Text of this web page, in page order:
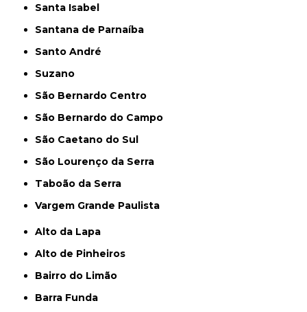
Santa Isabel
Santana de Parnaíba
Santo André
Suzano
São Bernardo Centro
São Bernardo do Campo
São Caetano do Sul
São Lourenço da Serra
Taboão da Serra
Vargem Grande Paulista
Alto da Lapa
Alto de Pinheiros
Bairro do Limão
Barra Funda